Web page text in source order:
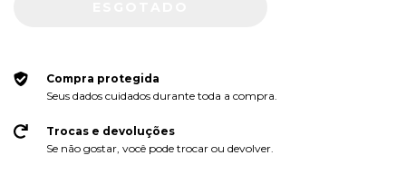
Compra protegida
Seus dados cuidados durante toda a compra.
Trocas e devoluções
Se não gostar, você pode trocar ou devolver.